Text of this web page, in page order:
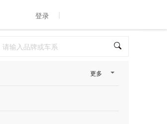
登录
更多